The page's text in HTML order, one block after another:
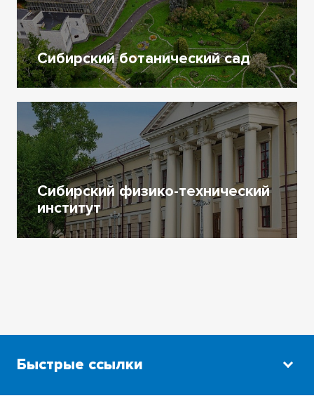
Сибирский ботанический сад
Сибирский физико-технический
институт
Быстрые ссылки